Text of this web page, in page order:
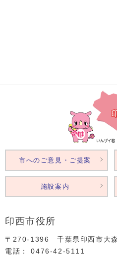
印西市役所
〒270-1396 千葉県印西市大
電話： 0476‐42‐5111
市へのご意見・ご提案
施設案内